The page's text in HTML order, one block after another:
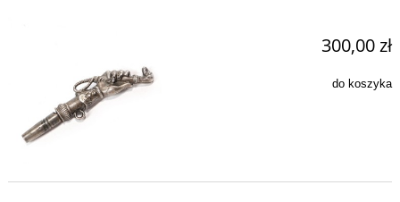
300,00 zł
do koszyka